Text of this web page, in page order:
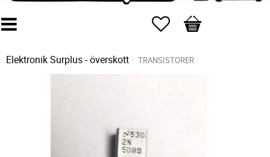
Favoriter
Kundvagn
Elektronik Surplus - överskott TRANSISTORER